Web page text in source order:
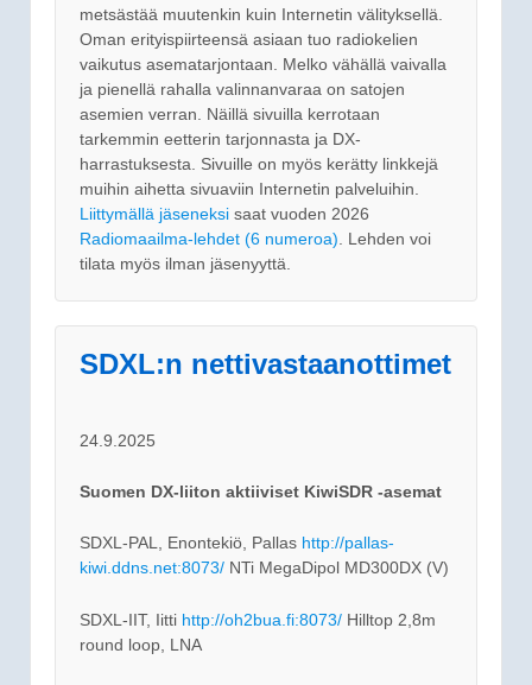
metsästää muutenkin kuin Internetin välityksellä.
Oman erityispiirteensä asiaan tuo radiokelien
vaikutus asematarjontaan. Melko vähällä vaivalla
ja pienellä rahalla valinnanvaraa on satojen
asemien verran. Näillä sivuilla kerrotaan
tarkemmin eetterin tarjonnasta ja DX-
harrastuksesta. Sivuille on myös kerätty linkkejä
muihin aihetta sivuaviin Internetin palveluihin.
Liittymällä jäseneksi saat vuoden 2026
Radiomaailma-lehdet (6 numeroa). Lehden voi
tilata myös ilman jäsenyyttä.
SDXL:n nettivastaanottimet
24.9.2025
Suomen DX-liiton aktiiviset KiwiSDR -asemat
SDXL-PAL, Enontekiö, Pallas http://pallas-
kiwi.ddns.net:8073/ NTi MegaDipol MD300DX (V)
SDXL-IIT, Iitti http://oh2bua.fi:8073/ Hilltop 2,8m
round loop, LNA